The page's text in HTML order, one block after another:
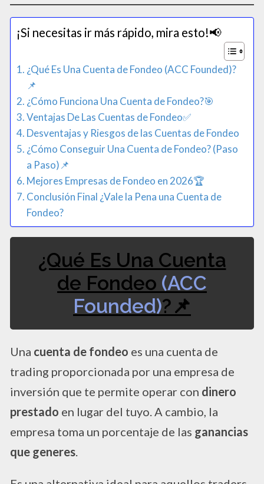
¡Si necesitas ir más rápido, mira esto!📢​
¿Qué Es Una Cuenta de Fondeo (ACC Founded)?
📌
¿Cómo Funciona Una Cuenta de Fondeo?🎯
Ventajas De Las Cuentas de Fondeo✅
Desventajas y Riesgos de las Cuentas de Fondeo
¿Cómo Conseguir Una Cuenta de Fondeo? (Paso
a Paso)📌
Mejores Empresas de Fondeo en 2026🏆
Conclusión Final ¿Vale la Pena una Cuenta de
Fondeo?
¿Qué Es Una Cuenta
de Fondeo (ACC
Founded)?📌
Una cuenta de fondeo es una cuenta de
trading proporcionada por una empresa de
inversión que te permite operar con dinero
prestado en lugar del tuyo. A cambio, la
empresa toma un porcentaje de las ganancias
que generes.